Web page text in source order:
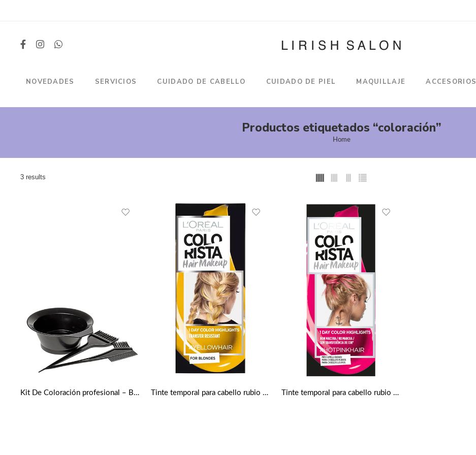
NOVEDADES SERVICIOS CUIDADO DE CABELLO CUIDADO DE PIEL MAQUILLAJE ACCESORIOS
Productos etiquetados “coloración”
Home
3 results
Kit De Coloración profesional – Bol Y Brochas Para Teñir Tinte temporal para cabello rubio en amarillo de L’Oreal Paris Tinte temporal para cabello rubio en rosa de L’Oreal Paris